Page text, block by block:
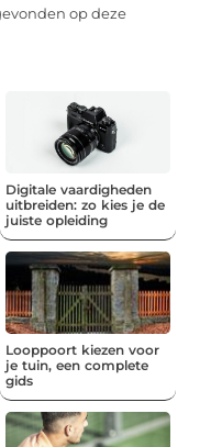
op deze
Digitale vaardigheden
uitbreiden: zo kies je de
juiste opleiding
Looppoort kiezen voor
je tuin, een complete
gids